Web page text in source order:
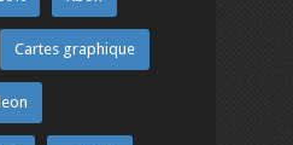
Cartes graphique